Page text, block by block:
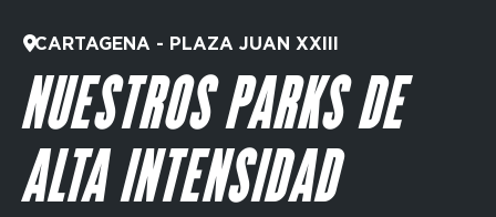
CARTAGENA - PLAZA JUAN XXIII
NUESTROS PARKS DE
ALTA INTENSIDAD